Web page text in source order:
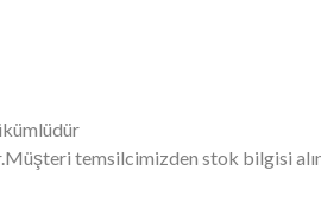
temsilcimizden stok bilgisi